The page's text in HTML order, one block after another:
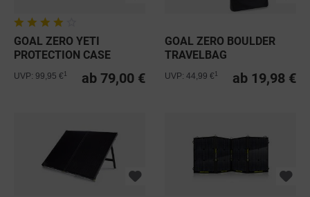
GOAL ZERO YETI
PROTECTION CASE
ab 79,00 €
UVP: 99,95 €
GOAL ZERO BOULDER
TRAVELBAG
ab 19,98 €
UVP: 44,99 €